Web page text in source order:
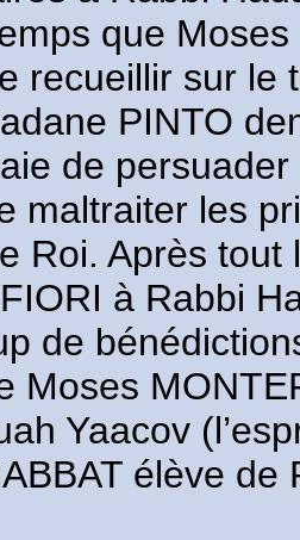
que
recueillir sur le
PINTO
de
maltraiter les
Roi. Après
à Rabbi
de
Moses
Yaacov
élève de